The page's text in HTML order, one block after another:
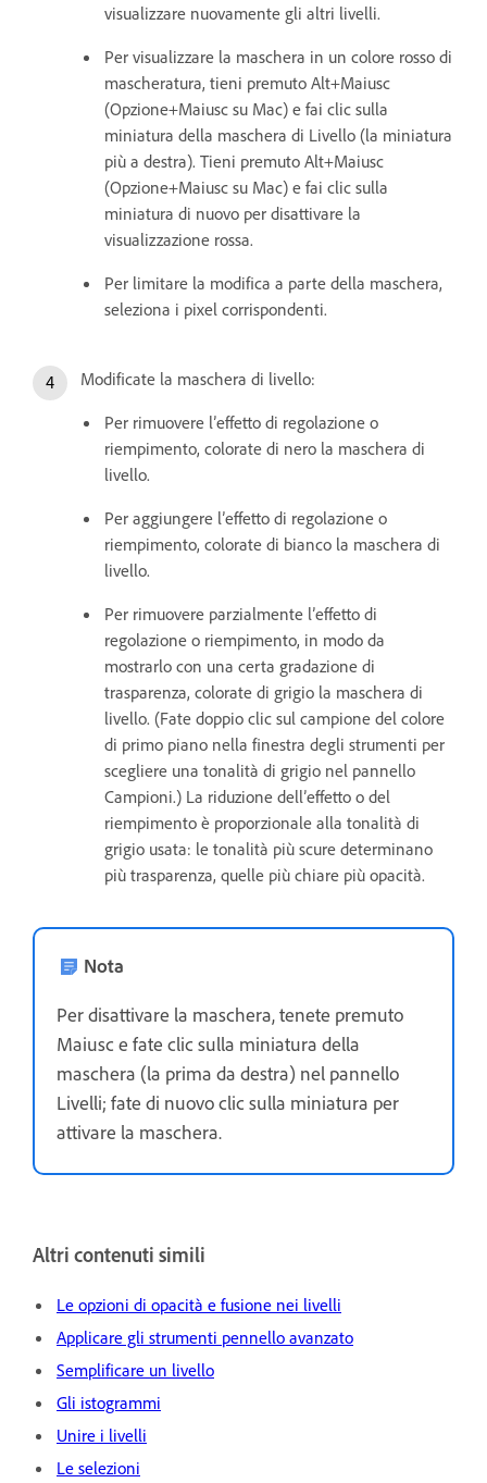
visualizzare nuovamente gli altri livelli.
Per visualizzare la maschera in un colore rosso di
mascheratura, tieni premuto Alt+Maiusc
(Opzione+Maiusc su Mac) e fai clic sulla
miniatura della maschera di Livello (la miniatura
più a destra). Tieni premuto Alt+Maiusc
(Opzione+Maiusc su Mac) e fai clic sulla
miniatura di nuovo per disattivare la
visualizzazione rossa.
Per limitare la modifica a parte della maschera,
seleziona i pixel corrispondenti.
Modificate la maschera di livello:
Per rimuovere l’effetto di regolazione o
riempimento, colorate di nero la maschera di
livello.
Per aggiungere l’effetto di regolazione o
riempimento, colorate di bianco la maschera di
livello.
Per rimuovere parzialmente l’effetto di
regolazione o riempimento, in modo da
mostrarlo con una certa gradazione di
trasparenza, colorate di grigio la maschera di
livello. (Fate doppio clic sul campione del colore
di primo piano nella finestra degli strumenti per
scegliere una tonalità di grigio nel pannello
Campioni.) La riduzione dell’effetto o del
riempimento è proporzionale alla tonalità di
grigio usata: le tonalità più scure determinano
più trasparenza, quelle più chiare più opacità.
Nota
Per disattivare la maschera, tenete premuto
Maiusc e fate clic sulla miniatura della
maschera (la prima da destra) nel pannello
Livelli; fate di nuovo clic sulla miniatura per
attivare la maschera.
Altri contenuti simili
Le opzioni di opacità e fusione nei livelli
Applicare gli strumenti pennello avanzato
Semplificare un livello
Gli istogrammi
Unire i livelli
Le selezioni